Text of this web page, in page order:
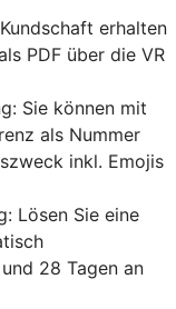
erhalten
PDF über die VR
Sie können mit
als Nummer
inkl. Emojis
Lösen Sie eine
28 Tagen an